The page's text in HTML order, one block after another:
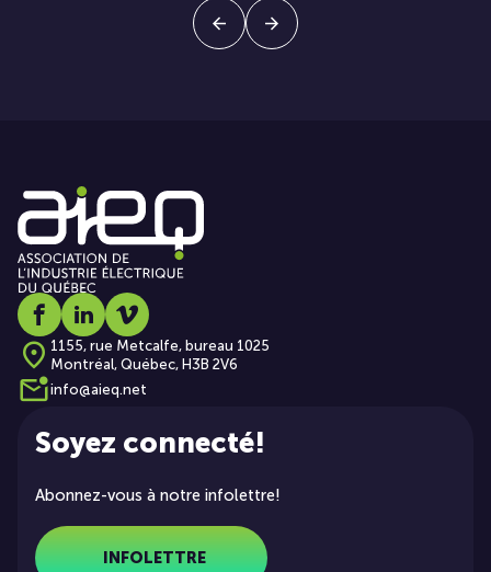
Social media link icon-facebook
Social media link icon-linkedin
Social media link icon-vimeo
1155, rue Metcalfe, bureau 1025
Montréal, Québec, H3B 2V6
info@aieq.net
Soyez connecté!
Abonnez-vous à notre infolettre!
INFOLETTRE